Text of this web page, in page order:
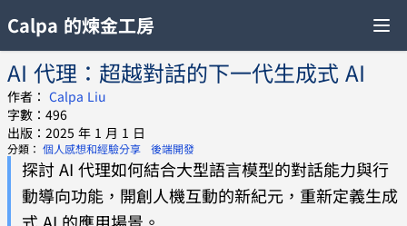
Calpa 的煉金工房
AI 代理：超越對話的下一代生成式 AI
作者： Calpa Liu
字數：496
出版：2025 年 1 月 1 日
分類： 個人感想和經驗分享 後端開發
探討 AI 代理如何結合大型語言模型的對話能力與行
動導向功能，開創人機互動的新紀元，重新定義生成